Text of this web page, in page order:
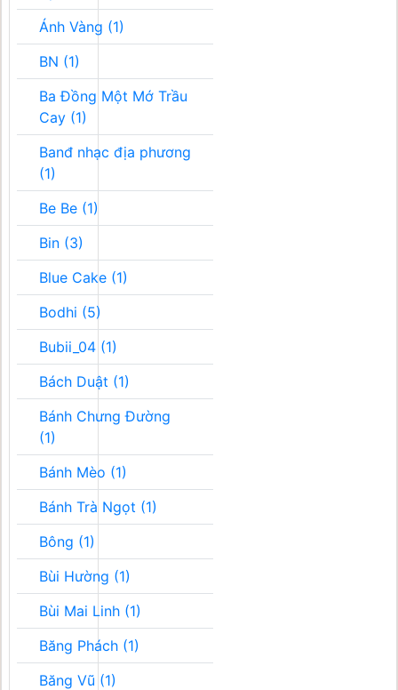
Ánh Vàng (1)
BN (1)
Ba Đồng Một Mớ Trầu
Cay (1)
Banđ nhạc địa phương
(1)
Be Be (1)
Bin (3)
Blue Cake (1)
Bodhi (5)
Bubii_04 (1)
Bách Duật (1)
Bánh Chưng Đường
(1)
Bánh Mèo (1)
Bánh Trà Ngọt (1)
Bông (1)
Bùi Hường (1)
Bùi Mai Linh (1)
Băng Phách (1)
Băng Vũ (1)